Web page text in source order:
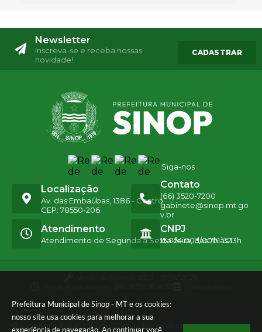
Prefeitura Municipal de Sinop - MT e os cookies:
nosso site usa cookies para melhorar a sua
experiência de navegação. Ao continuar você
Newsletter
Inscreva-se e receba nossas
novidade!
CADASTRAR
Siga-nos
Localização
Av. das Embaúbas, 1386 - Centro
CEP: 78550-206
Contato
(66) 3520-7200
gabinete@sinop.mt.go
v.br
Atendimento
Atendimento de Segunda a Sexta-feira, das 7h às 13h
CNPJ
15.024.003/0001-32
© Copyright Instar - 2006-2026. Todos os direitos